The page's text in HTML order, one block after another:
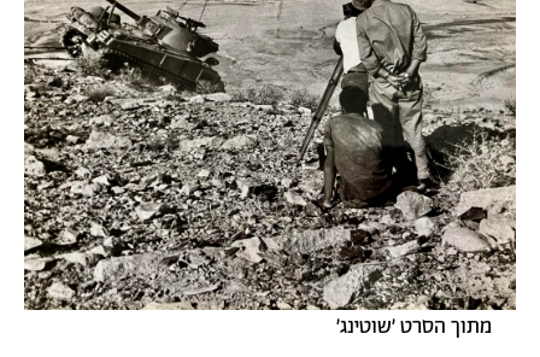
מתוך הסרט ׳שוטינג׳